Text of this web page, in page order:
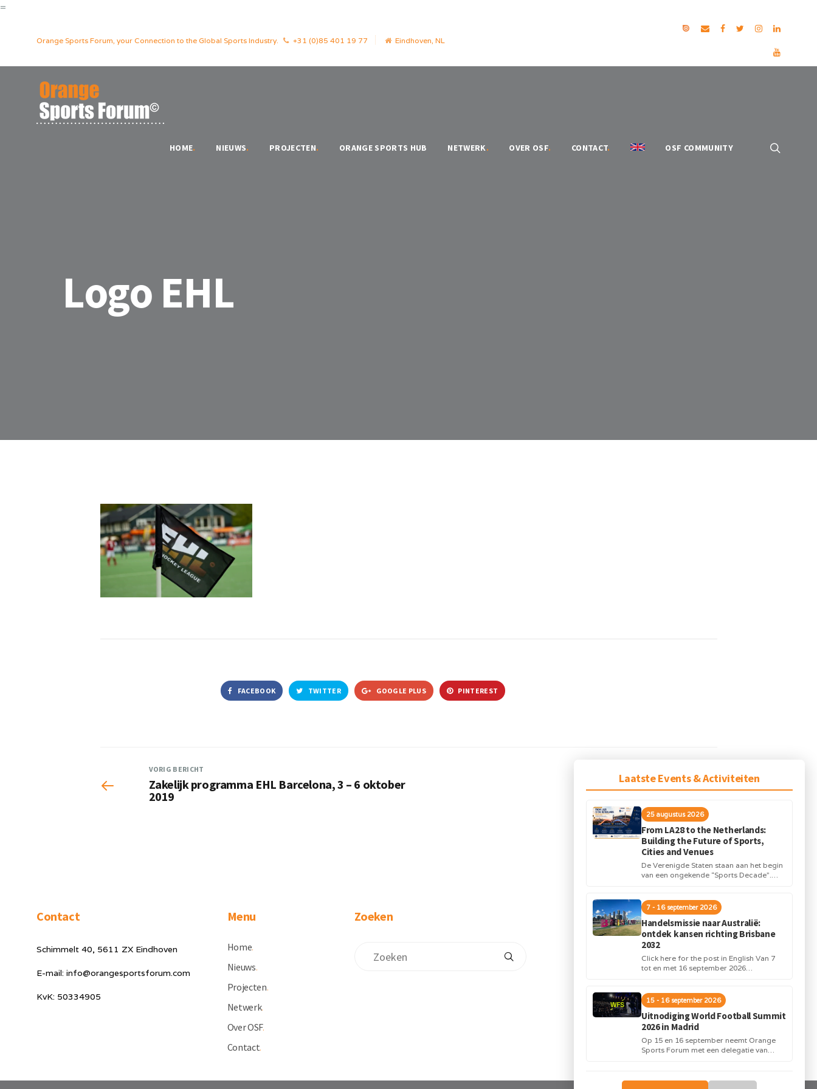
Laatste Events & Activiteiten
25 augustus 2026
From LA28 to the Netherlands:
Building the Future of Sports,
Cities and Venues
De Verenigde Staten staan aan het begin
van een ongekende “Sports Decade”.
infrastructuur...
7 - 16 september 2026
Handelsmissie naar Australië:
ontdek kansen richting Brisbane
2032
Click here for the post in English Van 7
tot en met 16 september 2026
15 - 16 september 2026
Uitnodiging World Football Summit
2026 in Madrid
Op 15 en 16 september neemt Orange
Sports Forum met een delegatie van
=
Orange Sports Forum, your Connection to the Global Sports Industry. +31 (0)85 401 19 77 Eindhoven, NL
HOME. NIEUWS. PROJECTEN. ORANGE SPORTS HUB NETWERK. OVER OSF. CONTACT. OSF COMMUNITY
Logo EHL
FACEBOOK TWITTER GOOGLE PLUS PINTEREST
VORIG BERICHT
Zakelijk programma EHL Barcelona, 3 – 6 oktober
2019
Contact
Schimmelt 40, 5611 ZX Eindhoven
E-mail: info@orangesportsforum.com
KvK: 50334905
Menu
Home.
Nieuws.
Projecten.
Netwerk.
Over OSF.
Contact.
Zoeken